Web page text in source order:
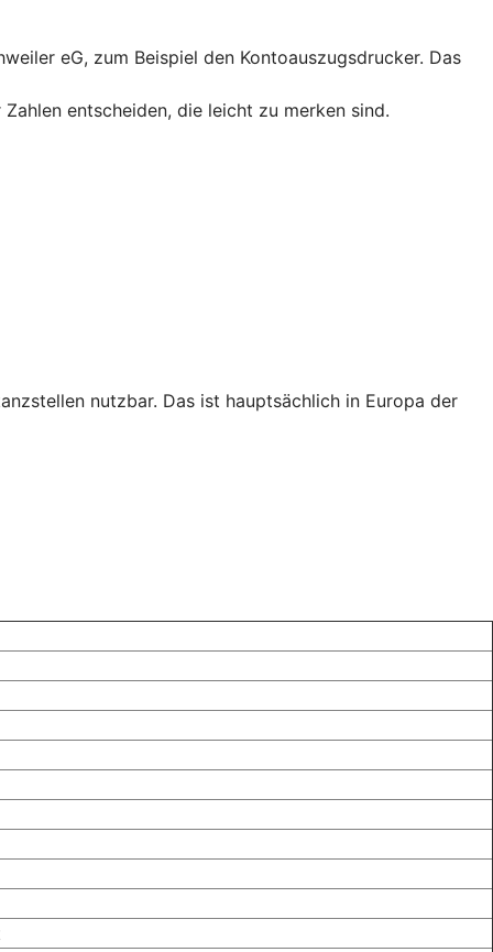
eG, zum Beispiel den Kontoauszugsdrucker. Das
entscheiden, die leicht zu merken sind.
nutzbar. Das ist hauptsächlich in Europa der